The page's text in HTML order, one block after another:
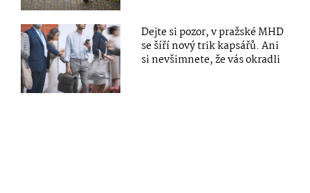
Dejte si pozor, v pražské MHD
se šíří nový trik kapsářů. Ani
si nevšimnete, že vás okradli